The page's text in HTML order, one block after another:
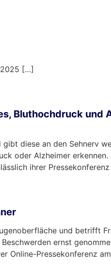
2025 […]
Bluthochdruck und
diese an den Sehnerv
oder Alzheimer
ihrer
und betrifft
ernst
Online-Pressekonferenz